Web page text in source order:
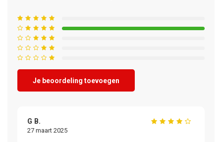
Je beoordeling toevoegen
G B.
27 maart 2025